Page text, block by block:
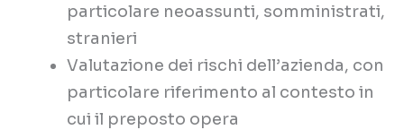
particolare neoassunti, somministrati,
stranieri
Valutazione dei rischi dell’azienda, con
particolare riferimento al contesto in
cui il preposto opera